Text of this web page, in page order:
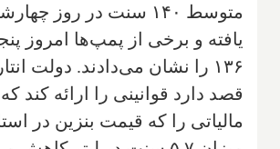
متوسط ۱۴۰ سنت در روز
یافته و برخی از پمپ‌ها امروز
۱۳۶ را نشان می‌دادند. دولت
قصد دارد قوانینی را ارائه کند
مالیاتی را که قیمت بنزین در